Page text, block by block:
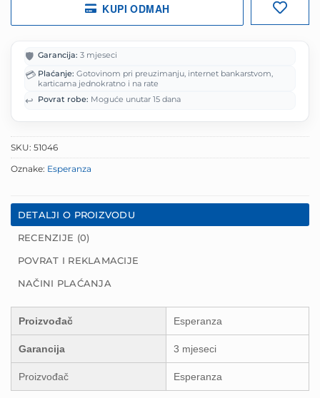
KUPI ODMAH
🛡️ Garancija: 3 mjeseci
💳 Plaćanje: Gotovinom pri preuzimanju, internet bankarstvom,
karticama jednokratno i na rate
↩️ Povrat robe: Moguće unutar 15 dana
SKU: 51046
Oznake: Esperanza
DETALJI O PROIZVODU
RECENZIJE (0)
POVRAT I REKLAMACIJE
NAČINI PLAĆANJA
Proizvođač Esperanza
Garancija 3 mjeseci
Proizvođač Esperanza